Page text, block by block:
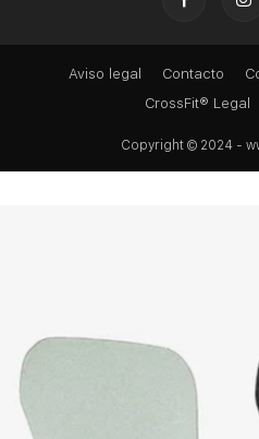
Aviso legal Contacto
CrossFit® Legal
Copyright © 2024 -